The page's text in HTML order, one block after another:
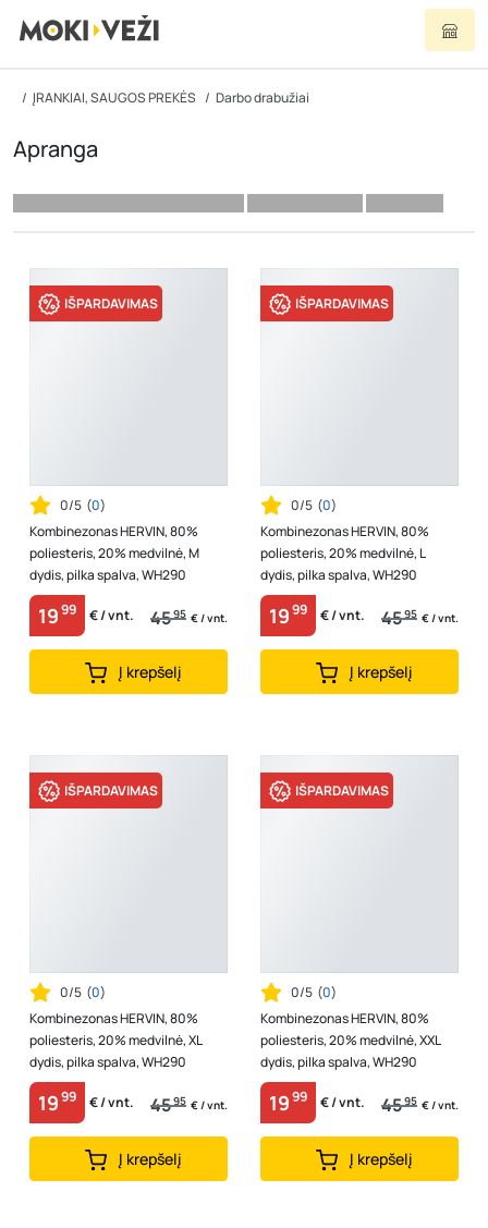
ĮRANKIAI, SAUGOS PREKĖS Darbo drabužiai
Apranga
IŠPARDAVIMAS
0/5 (0)
Kombinezonas HERVIN, 80%
poliesteris, 20% medvilnė, M
dydis, pilka spalva, WH290
1999 € / vnt. 4595 € / vnt.
Į krepšelį
IŠPARDAVIMAS
0/5 (0)
Kombinezonas HERVIN, 80%
poliesteris, 20% medvilnė, L
dydis, pilka spalva, WH290
1999 € / vnt. 4595 € / vnt.
Į krepšelį
IŠPARDAVIMAS
0/5 (0)
Kombinezonas HERVIN, 80%
poliesteris, 20% medvilnė, XL
dydis, pilka spalva, WH290
1999 € / vnt. 4595 € / vnt.
Į krepšelį
IŠPARDAVIMAS
0/5 (0)
Kombinezonas HERVIN, 80%
poliesteris, 20% medvilnė, XXL
dydis, pilka spalva, WH290
1999 € / vnt. 4595 € / vnt.
Į krepšelį